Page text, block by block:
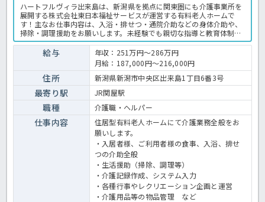
ハートフルヴィラ出来島は、新潟県を拠点に関東圏にも介護事業所を
展開する株式会社東日本福祉サービスが運営する有料老人ホームで
す！主なお仕事内容は、入浴・排せつ・通院介助などの身体介助や、
掃除・調理援助をお願いします。未経験でも親切な指導と教育体制が
整っているので、介護職員としてスキルアップができる環境ですよ◎
目指すキャリアに合わせて1人ひとりが成長できるように様々な研修
を行っています！手当が豊富かつ賞与も2ヶ月分しっかりと支給され
ますので、準社員としての採用ではありますが好条件な求人です♪さ
らに、基本的全員が正社員登用となりますので、将来を見据えてお仕
事をお探しの方もピッタリ☆まずはほっ介護までお問い合わせ下さい
ね。有料老人ホームでの介護業務全般です。 ＜介護職 正職員 有料
老人ホームの求人＞
給与
年収：251万円～286万円
月給：187,000円～216,000円
住所 新潟県新潟市中央区出来島1丁目6番3号
最寄り駅 JR関屋駅
職種 介護職・ヘルパー
仕事内容
住居型有料老人ホームにて介護業務全般をお
願いします。
・入居者様、ご利用者様の食事、入浴、排せ
つの介助全般
・生活援助（掃除、調理等）
・介護記録作成、システム入力
・各種行事やレクリエーション企画と運営
・介護用品等の物品管理 など